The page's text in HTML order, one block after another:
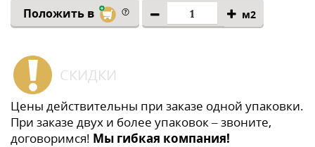
Положить в м2
СКИДКИ
Цены действительны при заказе одной упаковки.
При заказе двух и более упаковок – звоните,
договоримся! Мы гибкая компания!